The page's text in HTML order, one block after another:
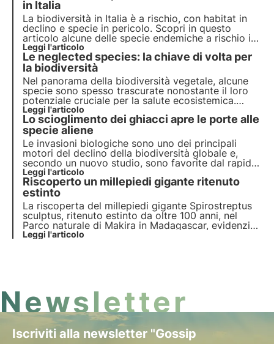
puntuali.
in Italia
La biodiversità in Italia è a rischio, con habitat in
declino e specie in pericolo. Scopri in questo
articolo alcune delle specie endemiche a rischio in
Italia e come il progetto Oasi della Biodiversità di
3Bee può contribuire alla creazione del più grande
corridoio ecologico d'Europa.
Leggi l'articolo
Le neglected species: la chiave di volta per
la biodiversità
Nel panorama della biodiversità vegetale, alcune
specie sono spesso trascurate nonostante il loro
potenziale cruciale per la salute ecosistemica.
Queste "neglected species" rappresentano una
risorsa sottovalutata, che potrebbe però essere la
chiave di volta per la salvaguardia della
biodiversità.
Leggi l'articolo
Lo scioglimento dei ghiacci apre le porte alle
specie aliene
Le invasioni biologiche sono uno dei principali
motori del declino della biodiversità globale e,
secondo un nuovo studio, sono favorite dal rapido
scioglimento dei ghiacciai indotto dal
cambiamento climatico.
Leggi l'articolo
Riscoperto un millepiedi gigante ritenuto
estinto
La riscoperta del millepiedi gigante Spirostreptus
sculptus, ritenuto estinto da oltre 100 anni, nel
Parco naturale di Makira in Madagascar, evidenzia
l'importanza della biodiversità e delle spedizioni
Leggi l'articolo
Newsletter
Iscriviti alla newsletter "Gossip